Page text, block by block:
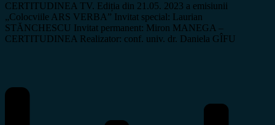
CERTITUDINEA TV. Ediția din 21.05. 2023 a emisiunii
„Colocviile ARS VERBA” Invitat special: Laurian
STĂNCHESCU Invitat permanent: Miron MANEGA –
CERTITUDINEA Realizator: conf. univ. dr. Daniela GÎFU